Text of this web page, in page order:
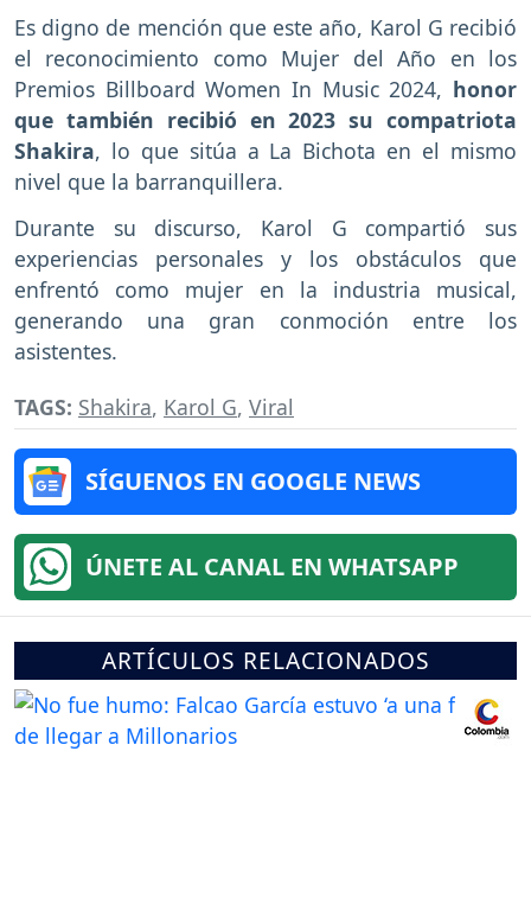
Es digno de mención que este año, Karol G recibió
el reconocimiento como Mujer del Año en los
Premios Billboard Women In Music 2024, honor
que también recibió en 2023 su compatriota
Shakira, lo que sitúa a La Bichota en el mismo
nivel que la barranquillera.
Durante su discurso, Karol G compartió sus
experiencias personales y los obstáculos que
enfrentó como mujer en la industria musical,
generando una gran conmoción entre los
asistentes.
TAGS: Shakira, Karol G, Viral
SÍGUENOS EN GOOGLE NEWS
ÚNETE AL CANAL EN WHATSAPP
ARTÍCULOS RELACIONADOS